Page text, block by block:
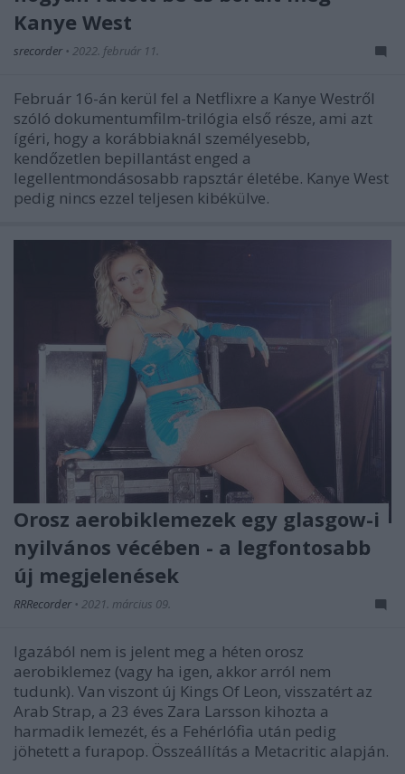
Kanye West
srecorder • 2022. február 11.
Február 16-án kerül fel a Netflixre a Kanye Westről
szóló dokumentumfilm-trilógia első része, ami azt
ígéri, hogy a korábbiaknál személyesebb,
kendőzetlen bepillantást enged a
legellentmondásosabb rapsztár életébe. Kanye West
pedig nincs ezzel teljesen kibékülve.
Orosz aerobiklemezek egy glasgow-i
nyilvános vécében - a legfontosabb
új megjelenések
RRRecorder • 2021. március 09.
Igazából nem is jelent meg a héten orosz
aerobiklemez (vagy ha igen, akkor arról nem
tudunk). Van viszont új Kings Of Leon, visszatért az
Arab Strap, a 23 éves Zara Larsson kihozta a
harmadik lemezét, és a Fehérlófia után pedig
jöhetett a furapop. Összeállítás a Metacritic alapján.